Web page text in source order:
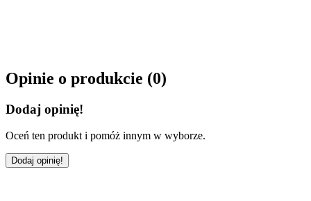
Opinie o produkcie (0)
Dodaj opinię!
Oceń ten produkt i pomóż innym w wyborze.
Dodaj opinię!